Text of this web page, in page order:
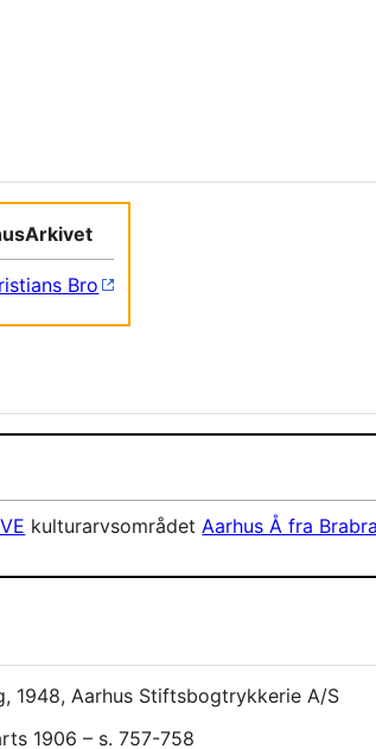
Bro
kulturarvsområdetAarhus Å fra
1948, Aarhus Stiftsbogtrykkerie A/S
1906 – s. 757-758